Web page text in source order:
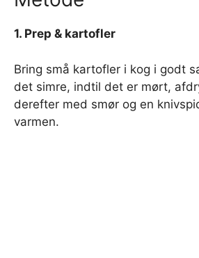
1. Prep & kartofler
Bring små kartofler i kog i godt
det simre, indtil det er mørt,
derefter med smør og en
varmen.